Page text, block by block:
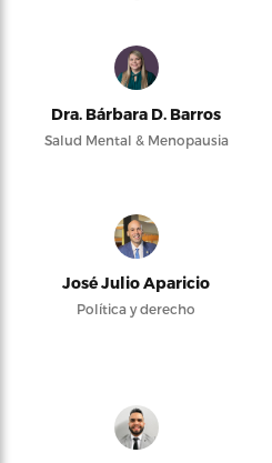
Dra. Bárbara D. Barros
Salud Mental & Menopausia
José Julio Aparicio
Política y derecho